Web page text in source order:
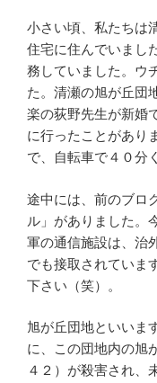
小さい頃、私たちは
住宅に住んでいまし
務していました。ウ
た。清瀬の旭が丘団
楽の荻野先生が新婚
に行ったことがあり
で、自転車で４０分
途中には、前のブロ
ル」がありました。
軍の通信施設は、治
でも接取されていま
下さい（笑）。
旭が丘団地といいま
に、この団地内の旭
４２）が殺害され、